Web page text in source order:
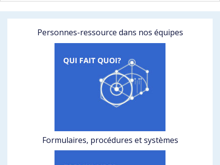
Personnes-ressource dans nos équipes
Formulaires, procédures et systèmes